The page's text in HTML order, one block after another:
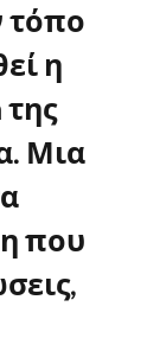
τόπο
η
της
Μια
που